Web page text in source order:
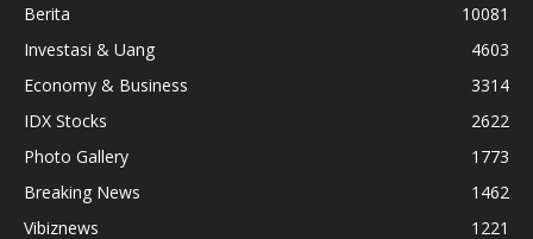
Berita
10081
Investasi & Uang
4603
Economy & Business
3314
IDX Stocks
2622
Photo Gallery
1773
Breaking News
1462
Vibiznews
1221